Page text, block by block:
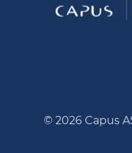
© 2026 Capus